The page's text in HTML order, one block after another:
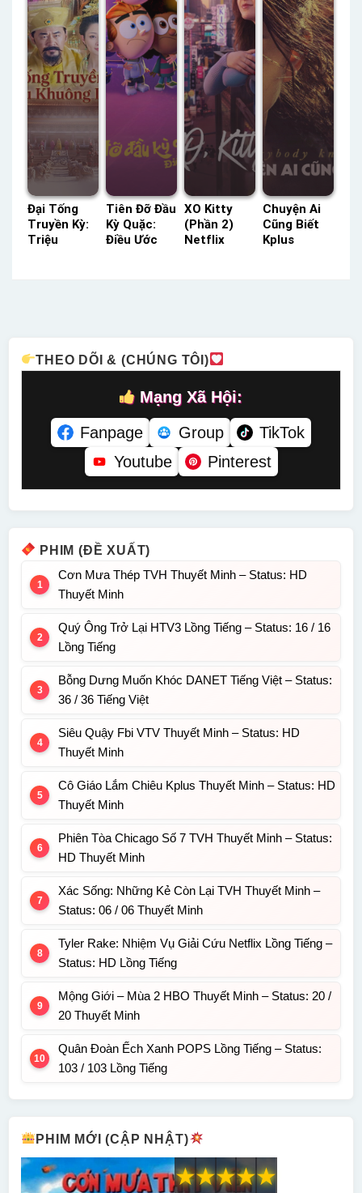
05 Thuyết
Minh
Đại Tống
Truyền Kỳ:
Triệu
Tiên Đỡ Đầu
Kỳ Quặc:
Điều Ước
XO Kitty
(Phần 2)
Netflix
Chuyện Ai
Cũng Biết
Kplus
THEO DÕI & (CHÚNG TÔI)
Mạng Xã Hội:
Fanpage
Group
TikTok
Youtube
Pinterest
PHIM (ĐỀ XUẤT)
Cơn Mưa Thép TVH Thuyết Minh – Status: HD
Thuyết Minh
Quý Ông Trở Lại HTV3 Lồng Tiếng – Status: 16 / 16
Lồng Tiếng
Bỗng Dưng Muốn Khóc DANET Tiếng Việt – Status:
36 / 36 Tiếng Việt
Siêu Quậy Fbi VTV Thuyết Minh – Status: HD
Thuyết Minh
Cô Giáo Lắm Chiêu Kplus Thuyết Minh – Status: HD
Thuyết Minh
Phiên Tòa Chicago Số 7 TVH Thuyết Minh – Status:
HD Thuyết Minh
Xác Sống: Những Kẻ Còn Lại TVH Thuyết Minh –
Status: 06 / 06 Thuyết Minh
Tyler Rake: Nhiệm Vụ Giải Cứu Netflix Lồng Tiếng –
Status: HD Lồng Tiếng
Mộng Giới – Mùa 2 HBO Thuyết Minh – Status: 20 /
20 Thuyết Minh
Quân Đoàn Ếch Xanh POPS Lồng Tiếng – Status:
103 / 103 Lồng Tiếng
PHIM MỚI (CẬP NHẬT)
★
★
★
★
★